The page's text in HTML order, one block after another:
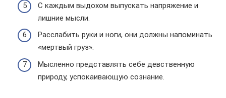
С каждым выдохом выпускать напряжение и
лишние мысли.
Расслабить руки и ноги, они должны напоминать
«мертвый груз».
Мысленно представлять себе девственную
природу, успокаивающую сознание.